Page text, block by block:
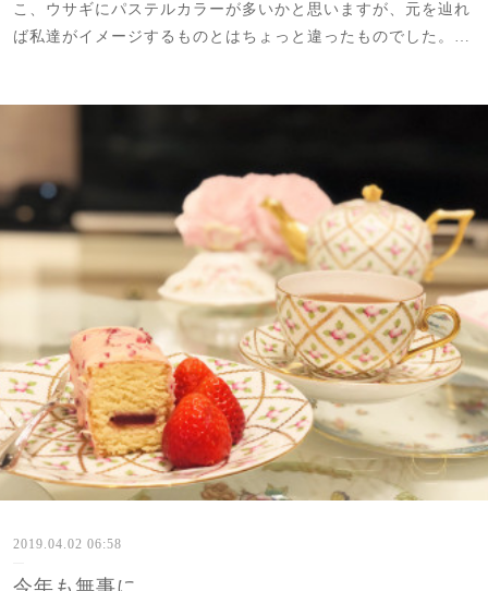
こ、ウサギにパステルカラーが多いかと思いますが、元を辿れ
ば私達がイメージするものとはちょっと違ったものでした。…
2019.04.02 06:58
今年も無事に。